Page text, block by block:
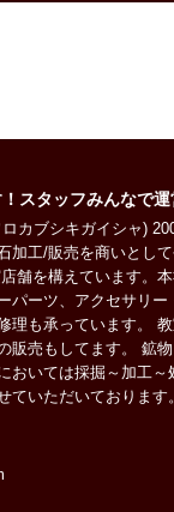
スタッフみんなで運
カブシキガイシャ)
加工/販売を商いとし
舗を構えています。本
パーツ、アクセサリー
理も承っています。
販売もしてます。 鉱
おいては採掘～加工～
ていただいております